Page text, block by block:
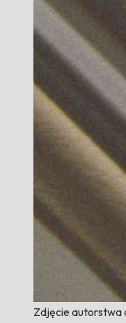
Zdjęcie autorstwa